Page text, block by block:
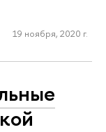
19 ноября, 2020 г.